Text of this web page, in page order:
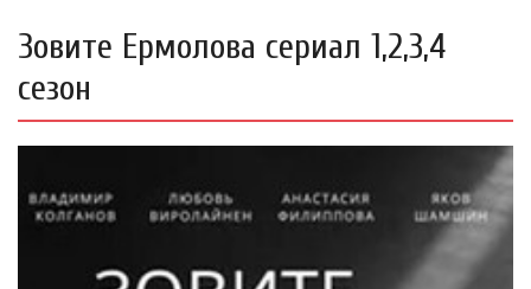
Зовите Ермолова сериал 1,2,3,4
сезон